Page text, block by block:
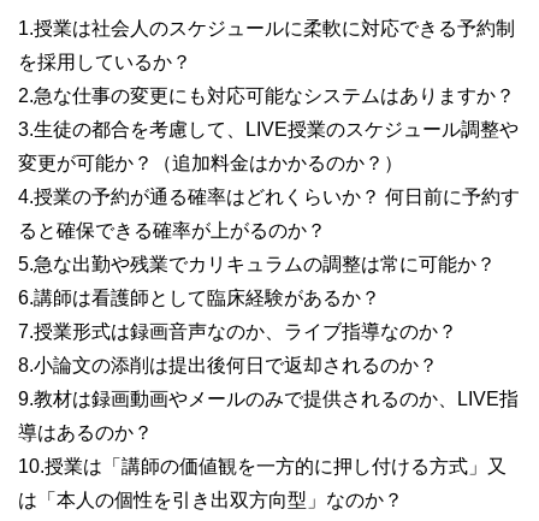
1.授業は社会人のスケジュールに柔軟に対応できる予約制
を採用しているか？
2.急な仕事の変更にも対応可能なシステムはありますか？
3.生徒の都合を考慮して、LIVE授業のスケジュール調整や
変更が可能か？（追加料金はかかるのか？）
4.授業の予約が通る確率はどれくらいか？ 何日前に予約す
ると確保できる確率が上がるのか？
5.急な出勤や残業でカリキュラムの調整は常に可能か？
6.講師は看護師として臨床経験があるか？
7.授業形式は録画音声なのか、ライブ指導なのか？
8.小論文の添削は提出後何日で返却されるのか？
9.教材は録画動画やメールのみで提供されるのか、LIVE指
導はあるのか​​？
10.授業は「講師の価値観を一方的に押し付ける方式」又
は「本人の個性を引き出双方向型」なのか？